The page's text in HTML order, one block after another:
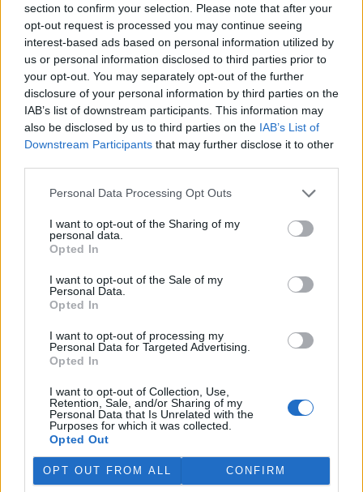
section to confirm your selection. Please note that after your
opt-out request is processed you may continue seeing
interest-based ads based on personal information utilized by
us or personal information disclosed to third parties prior to
your opt-out. You may separately opt-out of the further
disclosure of your personal information by third parties on the
IAB’s list of downstream participants. This information may
also be disclosed by us to third parties on the IAB’s List of
Downstream Participants that may further disclose it to other
Personal Data Processing Opt Outs
I want to opt-out of the Sharing of my
personal data.
Opted In
I want to opt-out of the Sale of my
Personal Data.
Opted In
I want to opt-out of processing my
Personal Data for Targeted Advertising.
Opted In
I want to opt-out of Collection, Use,
Retention, Sale, and/or Sharing of my
Personal Data that Is Unrelated with the
Purposes for which it was collected.
Opted Out
OPT OUT FROM ALL CONFIRM
ČEZ připravil německé internetové stránky o Temelínu
2.10.2000 18:00 | PRAHA (ČIA)
Od zítřejšího rána budou moci občané Rakouska a Německa
získávat informace o jaderné elektrárně Temelín na speciální
internetové stránce. Stránku připravil provozovatel a investor
jaderné elektrárny Temelína, česká elektrárenská společnostČEZ
"Účelem stránky je zpřístupnit informace o Temelínu především
občanům Rakouska a Německa, a pokusit se tak zmírnit jejich
protože jsem přesvědčen, že od svých politiků a médií nedostávají
dostatek informací," prohlásil o účelu internetové stránky
generální ředitel ČEZ Jaroslav Míl.
Sekce Rady Národního parku Šumava čeká
vyhodnocení
2.10.2000 17:40 | VIMPERK ( ČIA)
Týden naplněný jednáními regionální a vědecké sekce Rady
Národního parku Šumava
Kantoříka, zasedá regionální sekce v úterý 3. října, vědecká sekce
pak ve čtvrtek. "Regionální sekce, do níž patří mimo jiné i
starostové obcí, se bude zabývat stavem navracení historického
společným projektem "zelených" ekologických autobusů a
informacemi o přípravě zimní turistické sezóny," uvedl Kantořík.
Účastníci jednání vědecké sekce budou mít možnost přímo v
terénu posoudit aktuální stav první zóny na Trojmezné, obecně ale
předmětem jednání bude celkový vývoj zdravotního stavu lesů v
šumavském parku. Na programu dále budou informace o
opravách Schwarzenberského plavebního kanálu a příprava finální